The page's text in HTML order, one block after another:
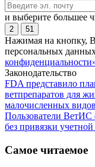
и выберите большее
2 51
Нажимая на кнопку,
персональных
Законодательство
FDA представило
ветпрепаратов для
малочисленных видов
Пользователи ВетИС
без привязки
Самое читаемое